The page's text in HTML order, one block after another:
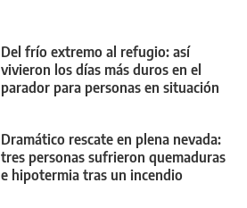
Del frío extremo al refugio: así
vivieron los días más duros en el
parador para personas en situación
Dramático rescate en plena nevada:
tres personas sufrieron quemaduras
e hipotermia tras un incendio